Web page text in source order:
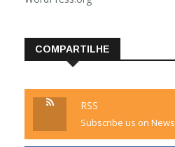
COMPARTILHE
RSS
Subscribe us on News